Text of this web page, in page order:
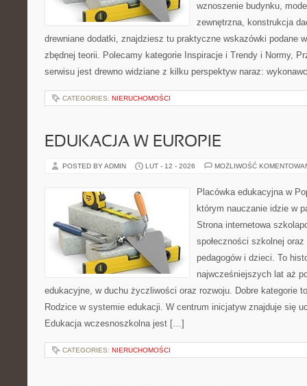
wznoszenie budynku,
zewnętrzna, konstrukcja
drewniane dodatki, znajdziesz tu praktyczne wskazówki podane
zbędnej teorii. Polecamy kategorie Inspiracje i Trendy i Normy,
serwisu jest drewno widziane z kilku perspektyw naraz:
CATEGORIES: NIERUCHOMOŚCI
EDUKACJA W EUROPIE
POSTED BY ADMIN LUT - 12 - 2026 MOŻLIWOŚĆ
Placówka edukacyjna w
którym nauczanie idzie w
Strona internetowa
społeczności szkolnej
pedagogów i dzieci. To
najwcześniejszych lat aż
edukacyjne, w duchu życzliwości oraz rozwoju. Dobre kategorie
Rodzice w systemie edukacji. W centrum inicjatyw znajduje się
Edukacja wczesnoszkolna jest […]
CATEGORIES: NIERUCHOMOŚCI